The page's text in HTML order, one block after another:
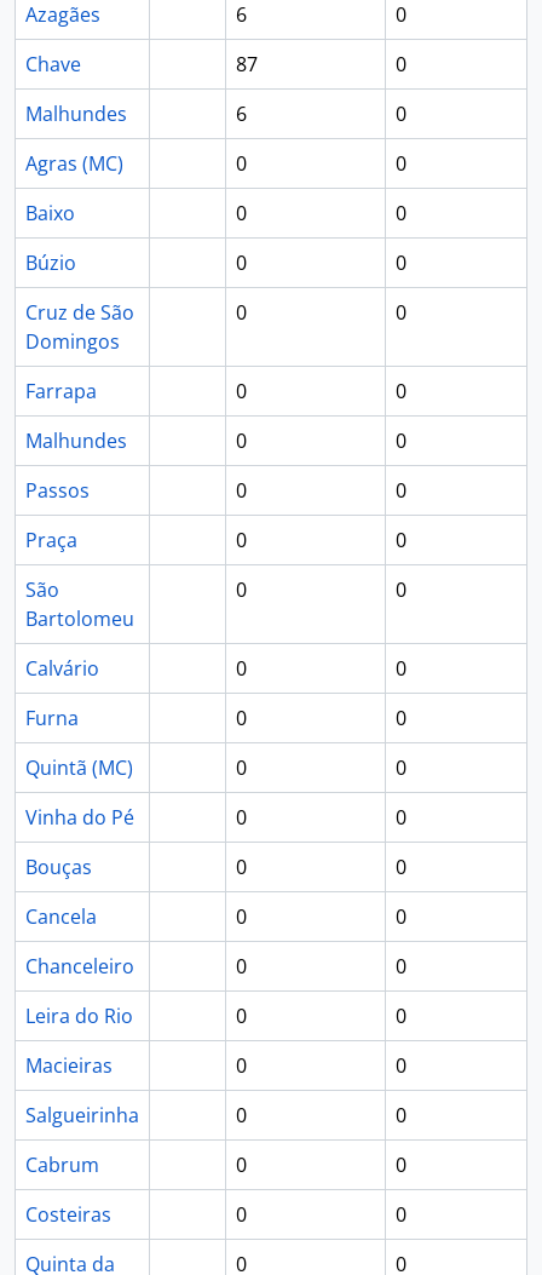
Azagães
6
0
Chave
87
0
Malhundes
6
0
Agras (MC)
0
0
Baixo
0
0
Búzio
0
0
Cruz de São
Domingos
0 0
Farrapa 0
0
Malhundes
0
0
Passos
0
0
Praça
0
0
São
Bartolomeu
0 0
Calvário 0
0
Furna
0
0
Quintã (MC)
0
0
Vinha do Pé
0
0
Bouças
0
0
Cancela
0
0
Chanceleiro
0
0
Leira do Rio
0
0
Macieiras
0
0
Salgueirinha
0
0
Cabrum
0
0
Costeiras
0
0
Quinta da
0 0